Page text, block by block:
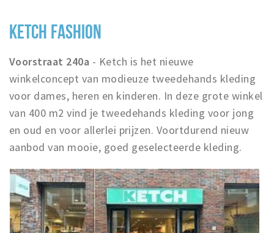
KETCH FASHION
Voorstraat 240a - Ketch is het nieuwe
winkelconcept van modieuze tweedehands kleding
voor dames, heren en kinderen. In deze grote winkel
van 400 m2 vind je tweedehands kleding voor jong
en oud en voor allerlei prijzen. Voortdurend nieuw
aanbod van mooie, goed geselecteerde kleding.